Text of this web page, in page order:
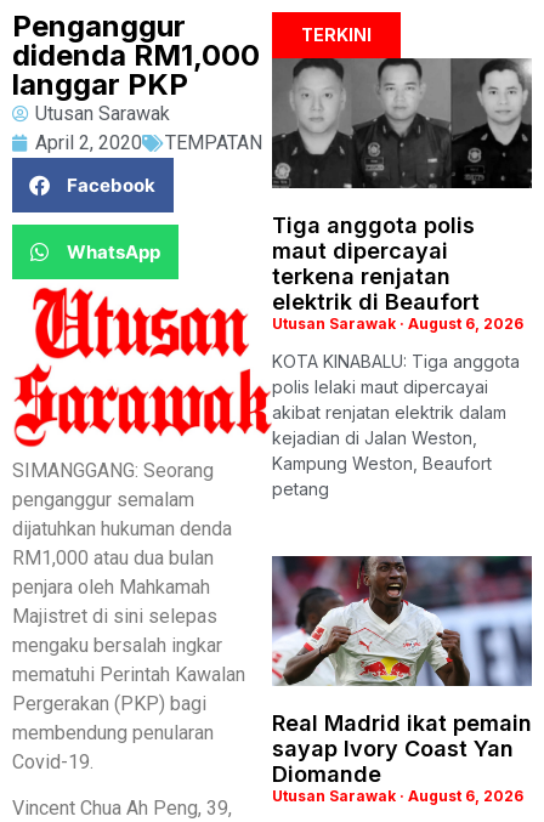
Penganggur
didenda RM1,000
langgar PKP
Utusan Sarawak
April 2, 2020
TEMPATAN
Facebook
WhatsApp
SIMANGGANG: Seorang
penganggur semalam
dijatuhkan hukuman denda
RM1,000 atau dua bulan
penjara oleh Mahkamah
Majistret di sini selepas
mengaku bersalah ingkar
mematuhi Perintah Kawalan
Pergerakan (PKP) bagi
membendung penularan
Covid-19.
Vincent Chua Ah Peng, 39,
TERKINI
Tiga anggota polis
maut dipercayai
terkena renjatan
elektrik di Beaufort
Utusan Sarawak August 6, 2026
KOTA KINABALU: Tiga anggota
polis lelaki maut dipercayai
akibat renjatan elektrik dalam
kejadian di Jalan Weston,
Kampung Weston, Beaufort
petang
Real Madrid ikat pemain
sayap Ivory Coast Yan
Diomande
Utusan Sarawak August 6, 2026